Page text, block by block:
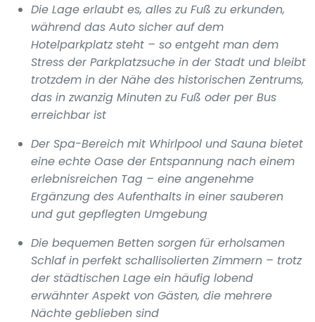
Die Lage erlaubt es, alles zu Fuß zu erkunden,
während das Auto sicher auf dem
Hotelparkplatz steht – so entgeht man dem
Stress der Parkplatzsuche in der Stadt und bleibt
trotzdem in der Nähe des historischen Zentrums,
das in zwanzig Minuten zu Fuß oder per Bus
erreichbar ist
Der Spa-Bereich mit Whirlpool und Sauna bietet
eine echte Oase der Entspannung nach einem
erlebnisreichen Tag – eine angenehme
Ergänzung des Aufenthalts in einer sauberen
und gut gepflegten Umgebung
Die bequemen Betten sorgen für erholsamen
Schlaf in perfekt schallisolierten Zimmern – trotz
der städtischen Lage ein häufig lobend
erwähnter Aspekt von Gästen, die mehrere
Nächte geblieben sind